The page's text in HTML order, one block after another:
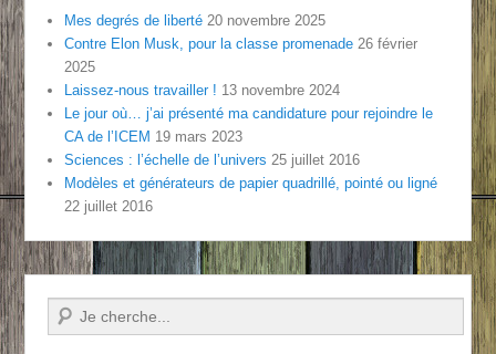
Mes degrés de liberté 20 novembre 2025
Contre Elon Musk, pour la classe promenade 26 février
2025
Laissez-nous travailler ! 13 novembre 2024
Le jour où… j’ai présenté ma candidature pour rejoindre le
CA de l’ICEM 19 mars 2023
Sciences : l’échelle de l’univers 25 juillet 2016
Modèles et générateurs de papier quadrillé, pointé ou ligné
22 juillet 2016
Recherche